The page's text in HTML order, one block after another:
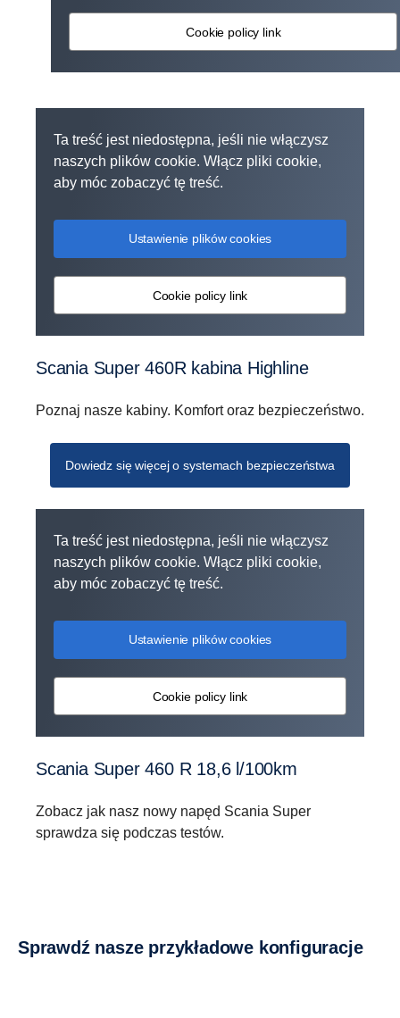
Cookie policy link
Ta treść jest niedostępna, jeśli nie włączysz
naszych plików cookie. Włącz pliki cookie,
aby móc zobaczyć tę treść.
Ustawienie plików cookies
Cookie policy link
Scania Super 460R kabina Highline
Poznaj nasze kabiny. Komfort oraz bezpieczeństwo.
Dowiedz się więcej o systemach bezpieczeństwa
Ta treść jest niedostępna, jeśli nie włączysz
naszych plików cookie. Włącz pliki cookie,
aby móc zobaczyć tę treść.
Ustawienie plików cookies
Cookie policy link
Scania Super 460 R 18,6 l/100km
Zobacz jak nasz nowy napęd Scania Super
sprawdza się podczas testów.
Sprawdź nasze przykładowe konfiguracje